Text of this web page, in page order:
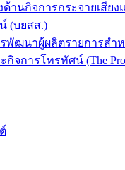
ด้านกิจการกระจายเสียง
(บยสส.)
พัฒนาผู้ผลิตรายการสำห
กิจการโทรทัศน์ (The